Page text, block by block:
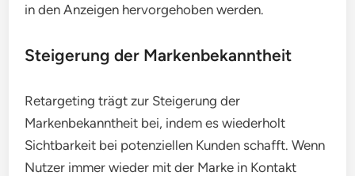
in den Anzeigen hervorgehoben werden.
Steigerung der Markenbekanntheit
Retargeting trägt zur Steigerung der
Markenbekanntheit bei, indem es wiederholt
Sichtbarkeit bei potenziellen Kunden schafft. Wenn
Nutzer immer wieder mit der Marke in Kontakt